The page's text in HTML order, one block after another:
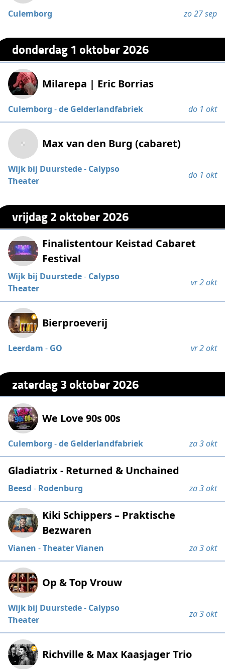
Culemborg zo 27 sep
donderdag 1 oktober 2026
Milarepa | Eric Borrias
Culemborg -de Gelderlandfabriek do 1 okt
Max van den Burg (cabaret)
Wijk bij Duurstede- Calypso
Theater
do 1 okt
vrijdag 2 oktober 2026
Finalistentour Keistad Cabaret
Festival
Wijk bij Duurstede- Calypso
Theater
vr 2 okt
Bierproeverij
Leerdam - GO vr 2 okt
zaterdag 3 oktober 2026
We Love 90s 00s
Culemborg -de Gelderlandfabriek za 3 okt
Gladiatrix - Returned & Unchained
Beesd - Rodenburg za 3 okt
Kiki Schippers – Praktische
Bezwaren
Vianen -Theater Vianen za 3 okt
Op & Top Vrouw
Wijk bij Duurstede- Calypso
Theater
za 3 okt
Richville & Max Kaasjager Trio